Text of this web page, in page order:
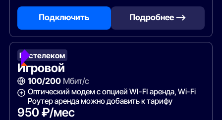
Подключить Подробнее —>
Ростелеком
Игровой
100/200Мбит/с
Оптический модем с опцией WI-FI аренда, Wi-Fi
Роутер аренда можно добавить к тарифу
950 ₽/мес